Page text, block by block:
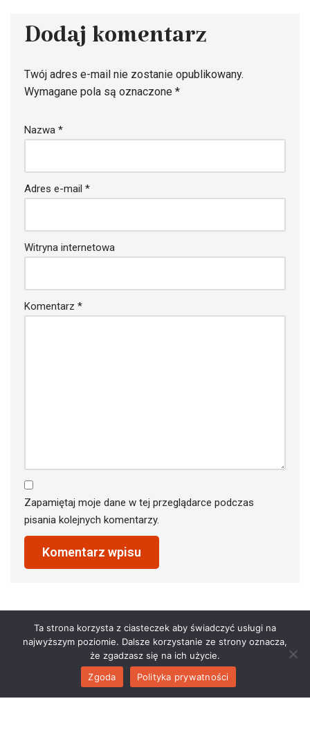
Dodaj komentarz
Twój adres e-mail nie zostanie opublikowany.
Wymagane pola są oznaczone *
Nazwa *
Adres e-mail *
Witryna internetowa
Komentarz *
Zapamiętaj moje dane w tej przeglądarce podczas
pisania kolejnych komentarzy.
2023 © restauracjaathena.pl. All Rights Reserved.
Ta strona korzysta z ciasteczek aby świadczyć usługi na
najwyższym poziomie. Dalsze korzystanie ze strony oznacza,
że zgadzasz się na ich użycie.
Zgoda
Polityka prywatności